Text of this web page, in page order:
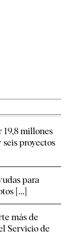
19,8 millones
proyectos
para
[...]
más de
Servicio de